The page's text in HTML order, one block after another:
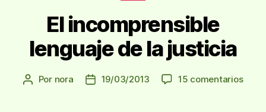
El incomprensible
lenguaje de la justicia
Autor
Por nora
Fecha19/03/2013 15 comentariosen